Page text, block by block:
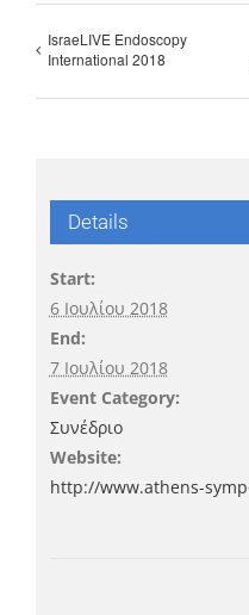
IsraeLIVE Endoscopy
International 2018
Details
Start:
6 Ιουλίου 2018
End:
7 Ιουλίου 2018
Event Category:
Συνέδριο
Website:
http://www.athens-